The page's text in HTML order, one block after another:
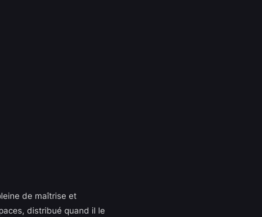
de maîtrise et
distribué quand il le